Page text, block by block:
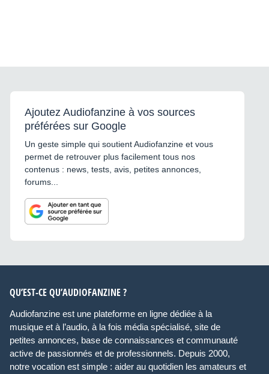
Ajoutez Audiofanzine à vos sources
préférées sur Google
Un geste simple qui soutient Audiofanzine et vous
permet de retrouver plus facilement tous nos
contenus : news, tests, avis, petites annonces,
forums...
QU’EST-CE QU’AUDIOFANZINE ?
Audiofanzine est une plateforme en ligne dédiée à la
musique et à l’audio, à la fois média spécialisé, site de
petites annonces, base de connaissances et communauté
active de passionnés et de professionnels. Depuis 2000,
notre vocation est simple : aider au quotidien les amateurs et